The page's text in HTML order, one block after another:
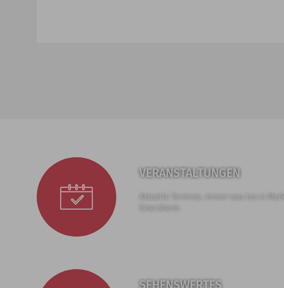
VERANSTALTUNGEN
Aktuelle Termine, immer was los in Markt
Einersheim.
SEHENSWERTES